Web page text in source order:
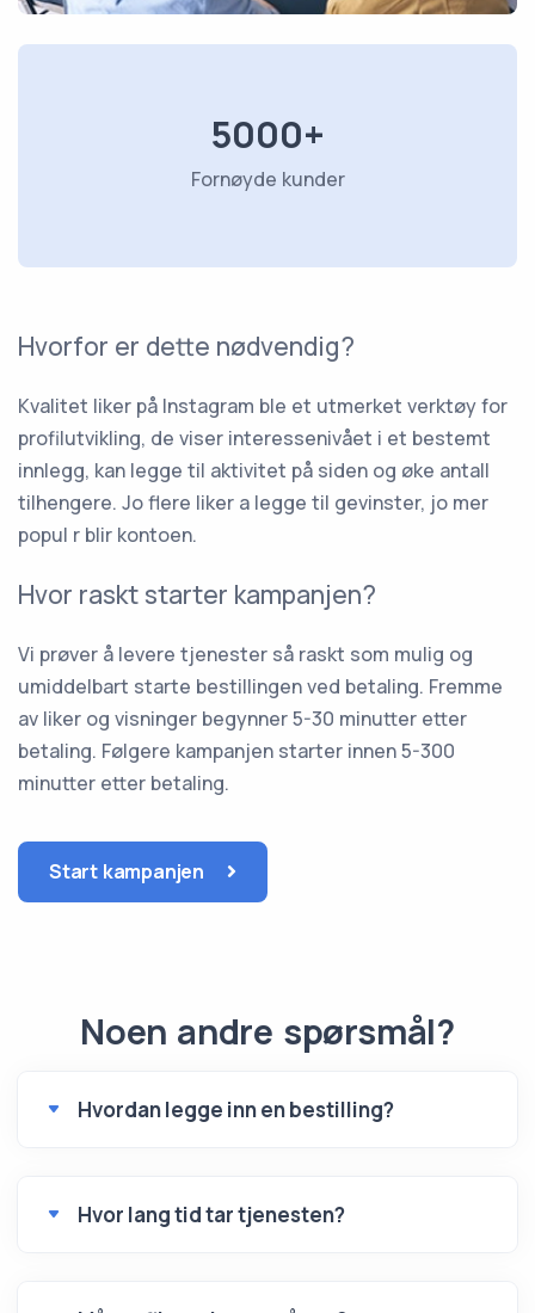
5000+
Fornøyde kunder
Hvorfor er dette nødvendig?
Kvalitet liker på Instagram ble et utmerket verktøy for
profilutvikling, de viser interessenivået i et bestemt
innlegg, kan legge til aktivitet på siden og øke antall
tilhengere. Jo flere liker a legge til gevinster, jo mer
popul r blir kontoen.
Hvor raskt starter kampanjen?
Vi prøver å levere tjenester så raskt som mulig og
umiddelbart starte bestillingen ved betaling. Fremme
av liker og visninger begynner 5-30 minutter etter
betaling. Følgere kampanjen starter innen 5-300
minutter etter betaling.
Start kampanjen
Noen andre spørsmål?
Hvordan legge inn en bestilling?
Hvor lang tid tar tjenesten?